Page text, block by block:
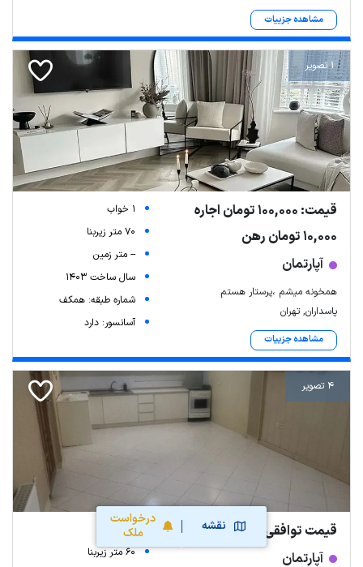
نقشه
درخواست
ملک
مشاهده جزییات
1 تصویر
قیمت: 100,000 تومان اجاره
10,000 تومان رهن
آپارتمان
همخونه میشم ،پرستار هستم
پاسداران, تهران
مشاهده جزییات
1 خواب
70 متر زیربنا
-- متر زمین
سال ساخت 1403
شماره طبقه: همکف
آسانسور: دارد
4 تصویر
قیمت توافقی
آپارتمان
1 خواب
60 متر زیربنا